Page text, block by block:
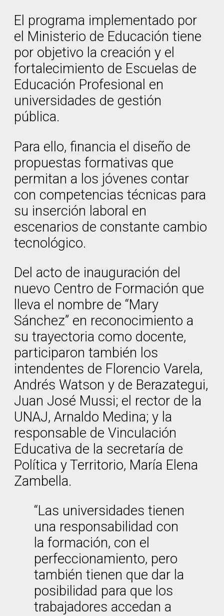
El programa implementado por
el Ministerio de Educación tiene
por objetivo la creación y el
fortalecimiento de Escuelas de
Educación Profesional en
universidades de gestión
pública.
Para ello, financia el diseño de
propuestas formativas que
permitan a los jóvenes contar
con competencias técnicas para
su inserción laboral en
escenarios de constante cambio
tecnológico.
Del acto de inauguración del
nuevo Centro de Formación que
lleva el nombre de “Mary
Sánchez” en reconocimiento a
su trayectoria como docente,
participaron también los
intendentes de Florencio Varela,
Andrés Watson y de Berazategui,
Juan José Mussi; el rector de la
UNAJ, Arnaldo Medina; y la
responsable de Vinculación
Educativa de la secretaría de
Política y Territorio, María Elena
Zambella.
“Las universidades tienen
una responsabilidad con
la formación, con el
perfeccionamiento, pero
también tienen que dar la
posibilidad para que los
trabajadores accedan a